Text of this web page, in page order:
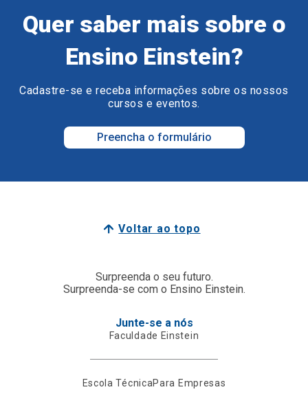
Quer saber mais sobre o
Ensino Einstein?
Cadastre-se e receba informações sobre os nossos
cursos e eventos.
Preencha o formulário
Voltar ao topo
Surpreenda o seu futuro.
Surpreenda-se com o Ensino Einstein.
Junte-se a nós
Faculdade Einstein
Escola TécnicaPara Empresas